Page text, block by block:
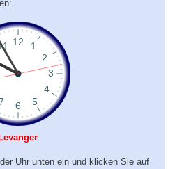
Uhr unten ein und klicken Sie auf